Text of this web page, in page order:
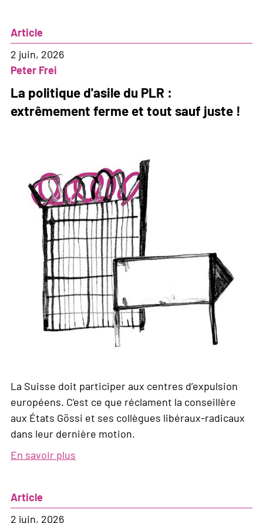
2026
Article
2 juin, 2026
Peter Frei
La politique d'asile du PLR :
extrêmement ferme et tout sauf juste !
La Suisse doit participer aux centres d’expulsion
européens. C'est ce que réclament la conseillère
aux États Gössi et ses collègues libéraux-radicaux
dans leur dernière motion.
En savoir plus
Article
2 juin, 2026